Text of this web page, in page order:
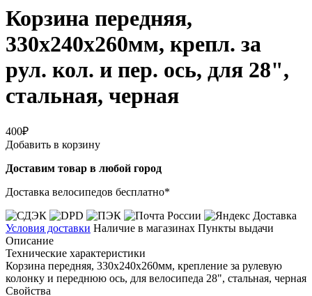
Корзина передняя,
330х240х260мм, крепл. за
рул. кол. и пер. ось, для 28",
стальная, черная
400₽
Добавить в корзину
Доставим товар в любой город
Доставка велосипедов бесплатно*
Условия доставки Наличие в магазинах Пункты выдачи
Описание
Технические характеристики
Корзина передняя, 330х240х260мм, крепление за рулевую
колонку и переднюю ось, для велосипеда 28", стальная, черная
Свойства